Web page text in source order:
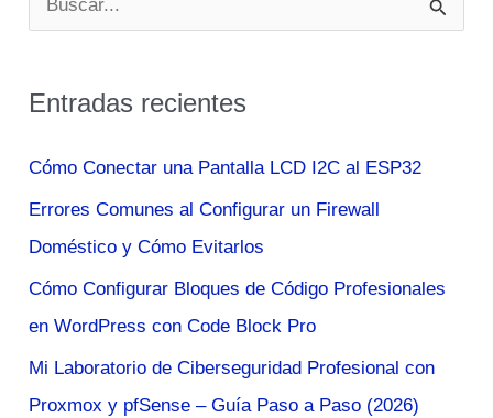
u
c
p
o
r
:
Entradas recientes
Cómo Conectar una Pantalla LCD I2C al ESP32
Errores Comunes al Configurar un Firewall
Doméstico y Cómo Evitarlos
Cómo Configurar Bloques de Código Profesionales
en WordPress con Code Block Pro
Mi Laboratorio de Ciberseguridad Profesional con
Proxmox y pfSense – Guía Paso a Paso (2026)